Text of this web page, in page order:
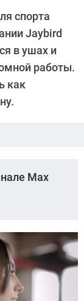
спорта
Jaybird
в ушах и
работы.
как
Max